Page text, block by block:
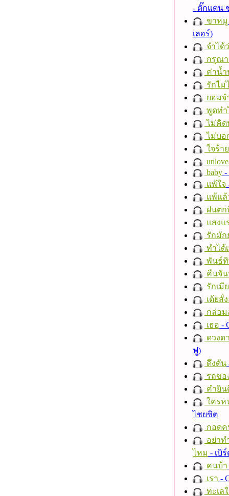
- ตั๊กแตน
ขาหมู
เลอร์)
จำได้
กรุณา
ค่าน้
รักไม่
ยอม
พูดทำ
ไม่คิด
ไม่บอ
ใจร้าย
baby -
แพ้ใจ
แพ้แล้
ฝนตก
แสงแ
รักมัก
ทำได้
พันธ์
คืนจั
รักเมี
เต้ยสั่
กล่อม
เธอ -
ดวงด
ฟู)
ดึงดัน
รถขอ
คำยิน
ใครห
ไชยชิต
กอดค
อย่าท
ไหม - เบิ
คนบ้า
เรา -
ทะเล